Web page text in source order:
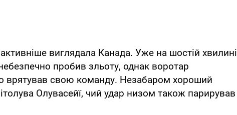
виглядала Канада. Уже на шостій хвилині
пробив зльоту, однак воротар
врятував свою команду. Незабаром хороший
Олувасейї, чий удар низом також парирував